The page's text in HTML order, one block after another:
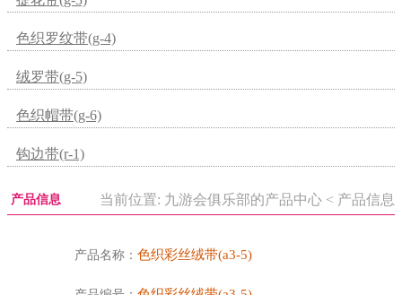
色织罗纹带(g-4)
绒罗带(g-5)
色织帽带(g-6)
钩边带(r-1)
产品信息 当前位置: 九游会俱乐部的产品中心 < 产品信息
产品名称： 色织彩丝绒带(a3-5)